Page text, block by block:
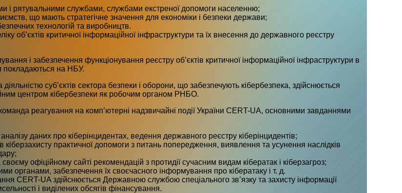
і рятувальними службами, службами екстреної допомоги населенню;
що мають стратегічне значення для економіки і безпеки держави;
технологій та виробництв.
об’єктів критичної інформаційної інфраструктури та їх внесення до державного реєстру
і забезпечення функціонування реєстру об’єктів критичної інформаційної інфраструктури в
покладаються на НБУ.
суб’єктів сектора безпеки і оборони, що забезпечують кібербезпека, здійснюється
центром кібербезпеки як робочим органом РНБО.
реагування на комп’ютерні надзвичайні події України CERT-UA, основними завданнями
даних про кіберінцидентах, ведення державного реєстру кіберінцидентів;
кіберзахисту практичної допомоги з питань попередження, виявлення та усунення наслідків
офіційному сайті рекомендацій з протидії сучасним видам кібератак і кіберзагроз;
органами, забезпечення їх своєчасного інформування про кібератаку і т. д.
CERT-UA здійснюється Державною службою спеціального зв’язку та захисту інформації
і виділених обсягів фінансування.